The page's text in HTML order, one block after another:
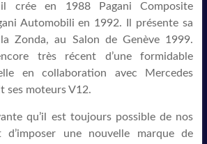
crée en 1988 Pagani Composite
Automobili en 1992. Il présente sa
Zonda, au Salon de Genève 1999.
très récent d’une formidable
en collaboration avec Mercedes
moteurs V12.
qu’il est toujours possible de nos
une nouvelle marque de